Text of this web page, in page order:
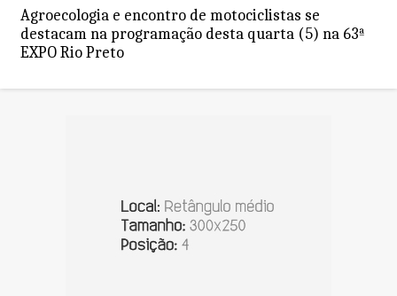
Agroecologia e encontro de motociclistas se
destacam na programação desta quarta (5) na 63ª
EXPO Rio Preto